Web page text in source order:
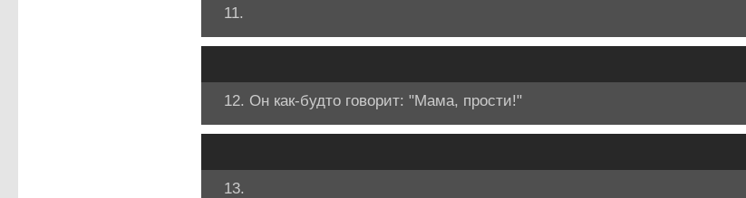
11.
12. Он как-будто говорит: "Мама, прости!"
13.